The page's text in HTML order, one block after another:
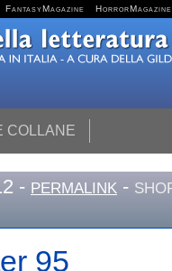
FantasyMagazine HorrorMagazine
COLLANE
- PERMALINK -
95